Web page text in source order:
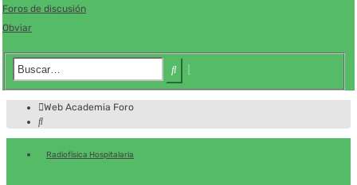
Foros de discusión
Obviar
Buscar
Web Academia Foro
Buscar
Radiofísica Hospitalaria